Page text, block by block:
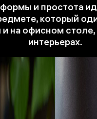
и простота
который
и на офисном
интерьерах.